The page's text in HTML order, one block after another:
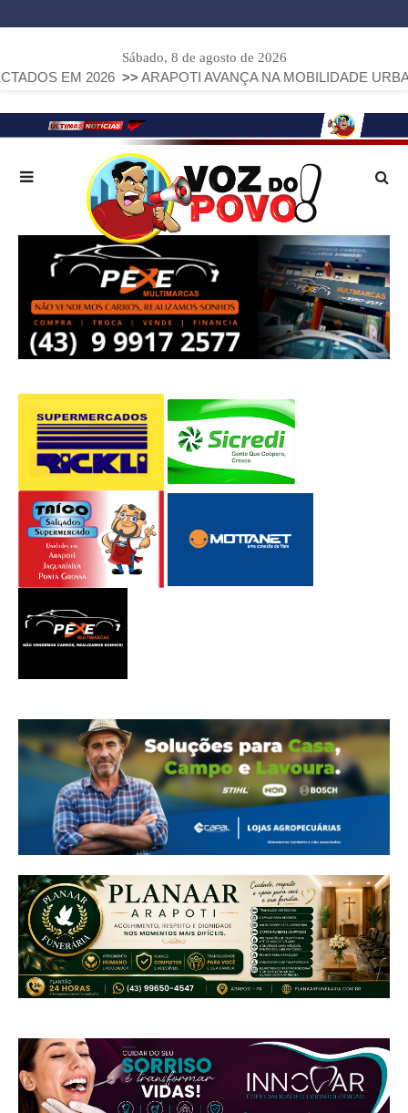
Sábado, 8 de agosto de 2026
>>ARAPOTI AVANÇA NA MOBILIDADE URBANA COM